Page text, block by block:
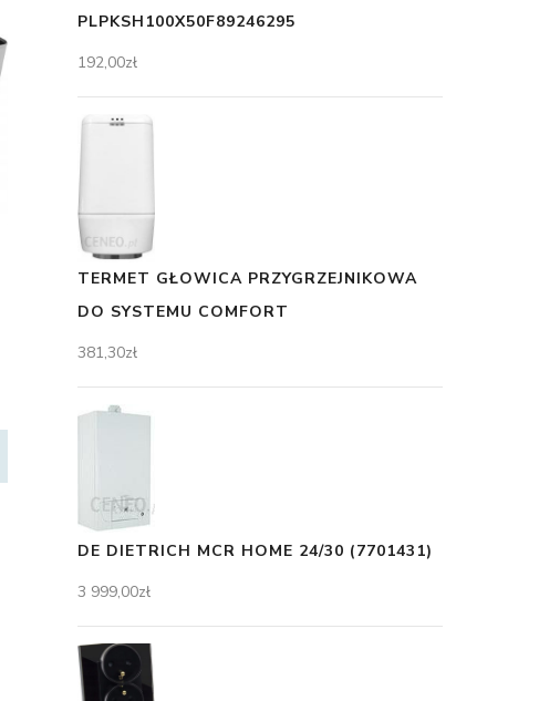
PLPKSH100X50F89246295
192,00zł
TERMET GŁOWICA PRZYGRZEJNIKOWA
DO SYSTEMU COMFORT
381,30zł
DE DIETRICH MCR HOME 24/30 (7701431)
3 999,00zł